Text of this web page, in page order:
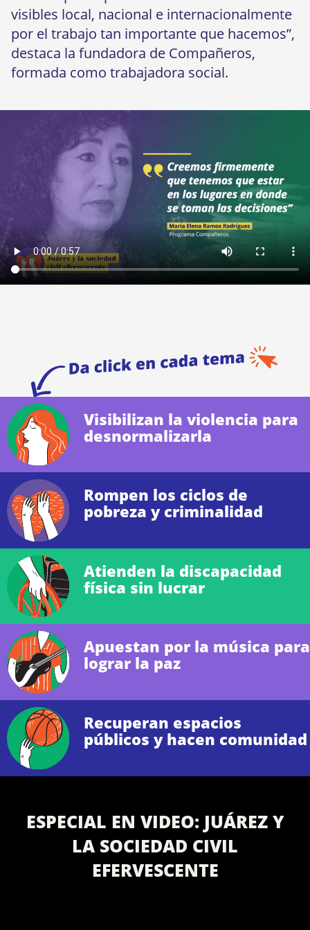
visibles local, nacional e internacionalmente
por el trabajo tan importante que hacemos”,
destaca la fundadora de Compañeros,
formada como trabajadora social.
Visibilizan la violencia para
desnormalizarla
Rompen los ciclos de
pobreza y criminalidad
Atienden la discapacidad
física sin lucrar
Apuestan por la música para
lograr la paz
Recuperan espacios
públicos y hacen comunidad
ESPECIAL EN VIDEO: JUÁREZ Y
LA SOCIEDAD CIVIL
EFERVESCENTE